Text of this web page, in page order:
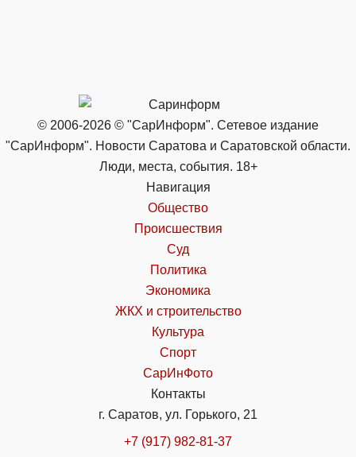
© 2006-2026 © "СарИнформ". Сетевое издание
"СарИнформ". Новости Саратова и Саратовской области.
Люди, места, события. 18+
Навигация
Общество
Происшествия
Суд
Политика
Экономика
ЖКХ и строительство
Культура
Спорт
СарИнФото
Контакты
г. Саратов, ул. Горького, 21
+7 (917) 982-81-37